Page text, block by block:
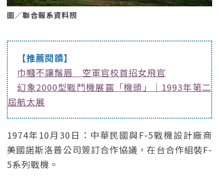
圖／聯合報系資料照
【推薦閱讀】
巾幗不讓鬚眉 空軍官校首招女飛官
幻象2000型戰鬥機展露「機頭」｜1993年第二
屆航太展
1974年10月30日：中華民國與F-5戰機設計廠商
美國諾斯洛普公司簽訂合作協議，在台合作組裝F-
5系列戰機。